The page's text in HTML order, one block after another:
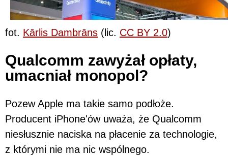
fot. Kārlis Dambrāns (lic. CC BY 2.0)
Qualcomm zawyżał opłaty,
umacniał monopol?
Pozew Apple ma takie samo podłoże.
Producent iPhone'ów uważa, że Qualcomm
niesłusznie naciska na płacenie za technologie,
z którymi nie ma nic wspólnego.